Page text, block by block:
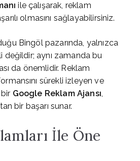
ile çalışarak, reklam
olmasını sağlayabilirsiniz.
Bingöl pazarında, yalnızca
aynı zamanda bu
da önemlidir. Reklam
sürekli izleyen ve
Google Reklam Ajansı,
bir başarı sunar.
İle Öne